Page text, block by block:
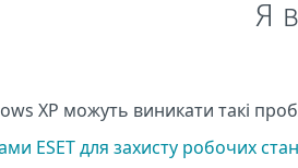
Я
XP можуть виникати такі
ESET для захисту робочих